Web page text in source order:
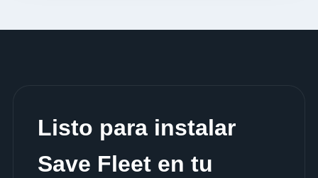
Listo para instalar
Save Fleet en tu